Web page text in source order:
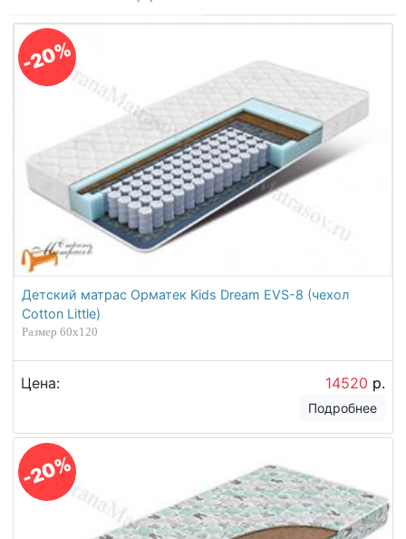
-20%
Детский матрас Орматек Kids Dream EVS-8 (чехол
Cotton Little)
Размер 60х120
Цена: 14520 р.
Подробнее
-20%